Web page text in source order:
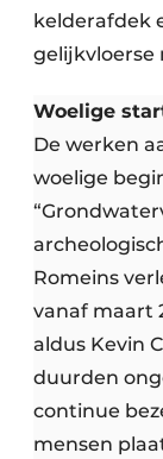
kelderafdek
gelijkvloerse
Woelige
De werken
woelige
Romeins
vanaf maart
aldus Kevin
duurden
continue
mensen